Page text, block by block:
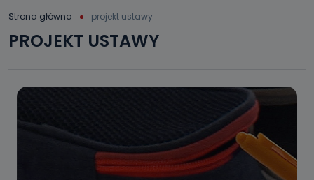
Strona główna projekt ustawy
PROJEKT USTAWY